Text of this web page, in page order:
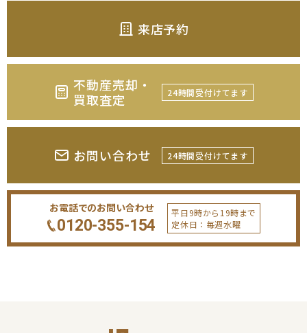
来店予約
不動産売却・
買取査定
24時間受付けてます
お問い合わせ 24時間受付けてます
お電話でのお問い合わせ
0120-355-154
平日9時から19時まで
定休日：毎週水曜